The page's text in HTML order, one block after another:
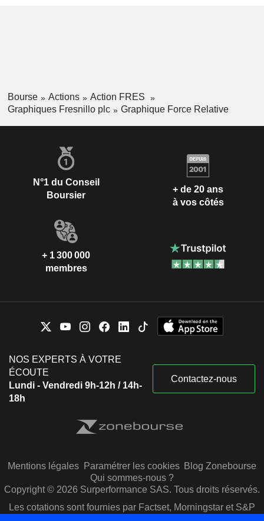
Bourse Actions
Action FRES
Graphiques Fresnillo plc
Graphique Force Relative
N°1 du Conseil
Boursier
+ de 20 ans
à vos côtés
+ 1 300 000
membres
NOS EXPERTS À VOTRE
ÉCOUTE
Lundi - Vendredi 9h-12h / 14h-
18h
Contactez-nous
Mentions légales Paramétrer les cookies Blog Zonebourse
Qui sommes-nous ?
Copyright © 2026 Surperformance SAS. Tous droits réservés.
Les cotations sont fournies par Factset, Morningstar et S&P